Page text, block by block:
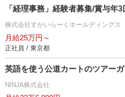
「経理事務」経験者募集/賞与年
株式会社すかいらーくホールディングス
月給25万円～
正社員 / 東京都
英語を使う公道カートのツアー
NINJA株式会社